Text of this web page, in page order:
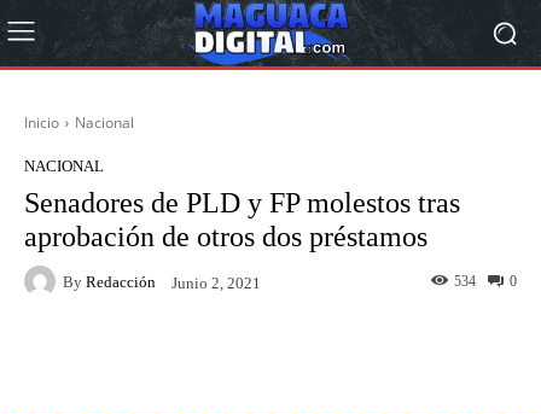
Inicio Nacional
NACIONAL
Senadores de PLD y FP molestos tras
aprobación de otros dos préstamos
By Redacción Junio 2, 2021 0
534